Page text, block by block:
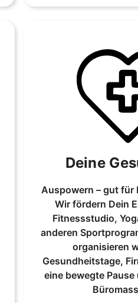
Deine
Auspowern – gut für
Wir fördern Dein
Fitnessstudio,
anderen
organisieren
Gesundheitstage,
eine bewegte